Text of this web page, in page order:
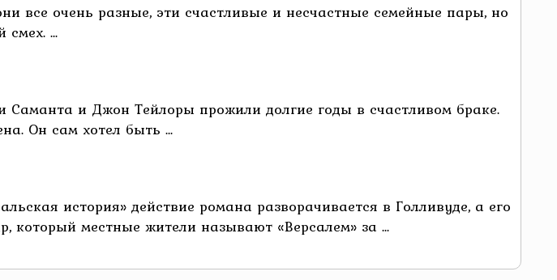
все очень разные, эти счастливые и несчастные семейные пары, но
...
и Джон Тейлоры прожили долгие годы в счастливом браке.
Он сам хотел быть ...
история» действие романа разворачивается в Голливуде, а его
который местные жители называют «Версалем» за ...